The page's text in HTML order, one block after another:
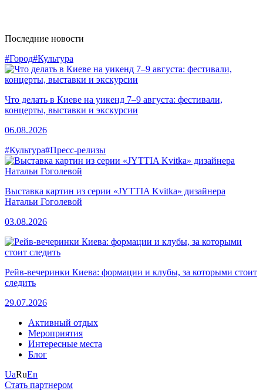
Последние новости
#Город#Культура
Что делать в Киеве на уикенд 7–9 августа: фестивали,
концерты, выставки и экскурсии
06.08.2026
#Культура#Пресс-релизы
Выставка картин из серии «JYTTIA Kvitka» дизайнера
Натальи Гоголевой
03.08.2026
Рейв-вечеринки Киева: формации и клубы, за которыми стоит
следить
29.07.2026
Активный отдых
Мероприятия
Интересные места
Блог
UaRuEn
Стать партнером